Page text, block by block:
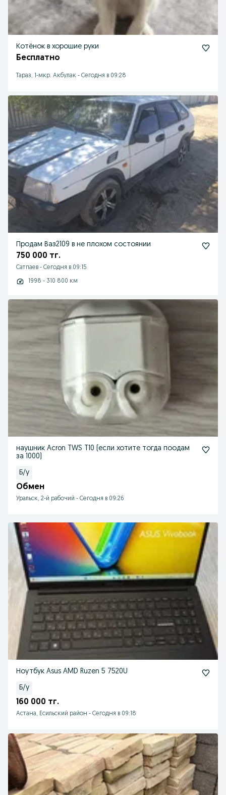
Котёнок в хорошие руки
Бесплатно
Тараз, 1-мкр. Акбулак - Сегодня в 09:28
Продам Ваз2109 в не плохом состоянии
750 000 тг.
Сатпаев - Сегодня в 09:15
1998 - 310 800 км
наушник Acron TWS T10 (если хотите тогда поодам
за 1000)
Б/у
Обмен
Уральск, 2-й рабочий - Сегодня в 09:26
Ноутбук Asus AMD Ruzen 5 7520U
Б/у
160 000 тг.
Астана, Есильский район - Сегодня в 09:18